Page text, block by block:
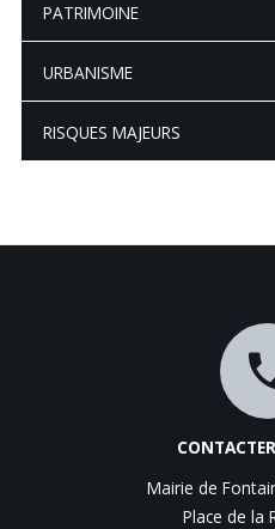
PATRIMOINE
URBANISME
RISQUES MAJEURS
Mairie de
Place de la